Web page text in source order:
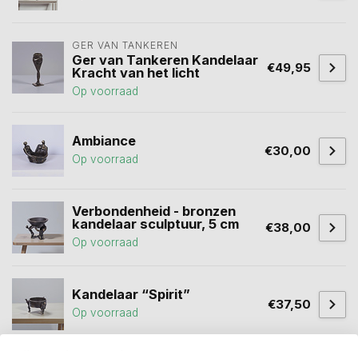
GER VAN TANKEREN
Ger van Tankeren Kandelaar
Kracht van het licht
Op voorraad
€49,95
Ambiance
Op voorraad
€30,00
Verbondenheid - bronzen
kandelaar sculptuur, 5 cm
Op voorraad
€38,00
Kandelaar “Spirit”
Op voorraad
€37,50